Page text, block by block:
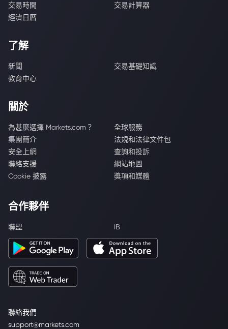
聯絡我們
support@markets.com
交易時間
交易計算器
經濟日曆
了解
新聞
交易基礎知識
教育中心
關於
為甚麼選擇 Markets.com？
全球服務
集團簡介
法規和法律文件包
安全上網
查詢和投訴
聯絡支援
網站地圖
Cookie 披露
獎項和媒體
合作夥伴
聯盟 IB